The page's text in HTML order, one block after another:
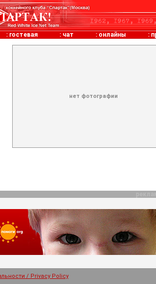
: гостевая : чат : онлайны :
нет фотографии
/ Privacy Policy